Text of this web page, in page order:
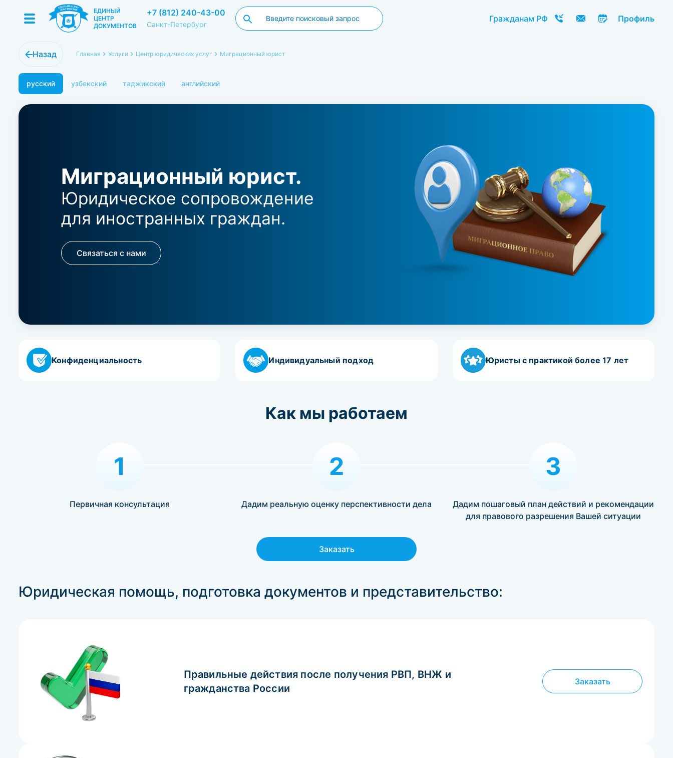
ЕДИНЫЙ
ЦЕНТР
ДОКУМЕНТОВ
+7 (812) 240-43-00
Санкт-Петербург
Гражданам РФ Профиль
Назад Главная Услуги Центр юридических услуг Миграционный юрист
русский узбекский таджикский английский
Миграционный юрист.
Юридическое сопровождение
для иностранных граждан.
Связаться с нами
Конфиденциальность Индивидуальный подход Юристы с практикой более 17 лет
Как мы работаем
1
Первичная консультация
2
Дадим реальную оценку перспективности дела
3
Дадим пошаговый план действий и рекомендации
для правового разрешения Вашей ситуации
Заказать
Юридическая помощь, подготовка документов и представительство:
Правильные действия после получения РВП, ВНЖ и
гражданства России
Заказать